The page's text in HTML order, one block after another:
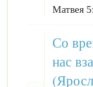
Матвея
Со
нас